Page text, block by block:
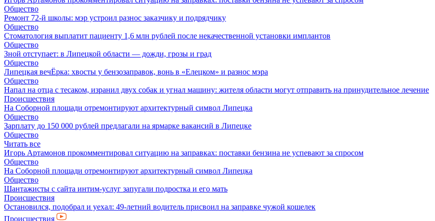
Общество
Ремонт 72‑й школы: мэр устроил разнос заказчику и подрядчику
Общество
Стоматология выплатит пациенту 1,6 млн рублей после некачественной установки имплантов
Общество
Зной отступает: в Липецкой области — дожди, грозы и град
Общество
Липецкая вечЁрка: хвосты у бензозаправок, вонь в «Елецком» и разнос мэра
Общество
Напал на отца с тесаком, изранил двух собак и угнал машину: жителя области могут отправить на принудительное лечение
Происшествия
На Соборной площади отремонтируют архитектурный символ Липецка
Общество
Зарплату до 150 000 рублей предлагали на ярмарке вакансий в Липецке
Общество
Читать все
Игорь Артамонов прокомментировал ситуацию на заправках: поставки бензина не успевают за спросом
Общество
На Соборной площади отремонтируют архитектурный символ Липецка
Общество
Шантажисты с сайта интим-услуг запугали подростка и его мать
Происшествия
Остановился, подобрал и уехал: 49-летний водитель присвоил на заправке чужой кошелек
Происшествия